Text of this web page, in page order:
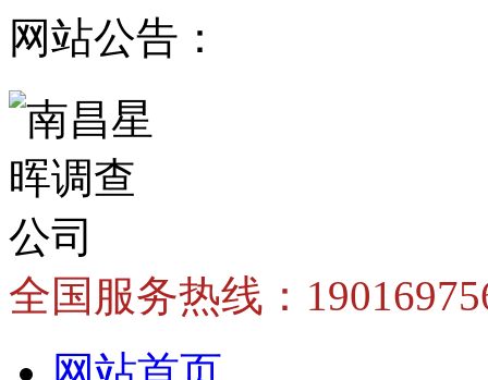
网站公告：
全国服务热线：